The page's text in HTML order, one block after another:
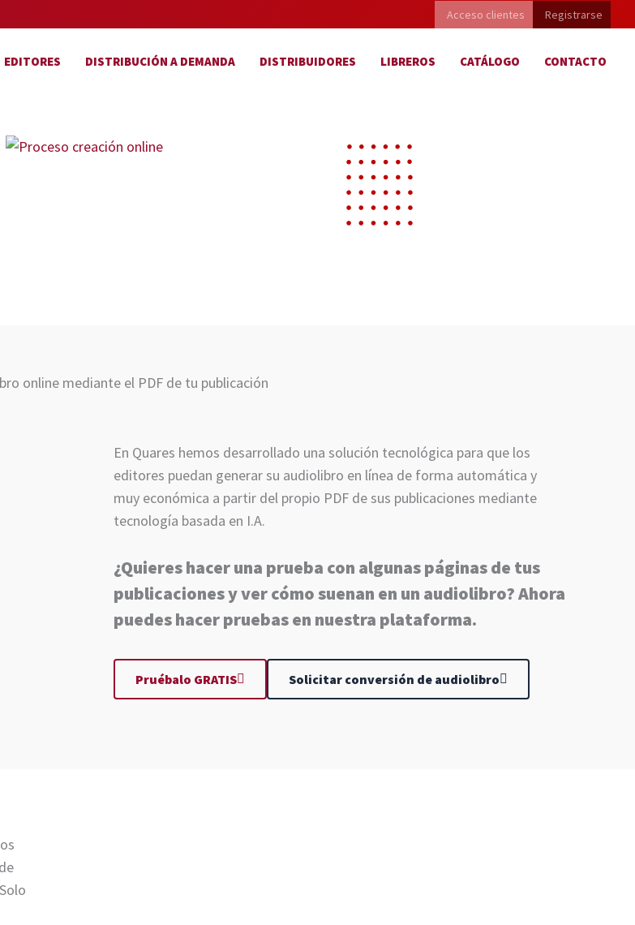
Acceso clientes Registrarse
EDITORES DISTRIBUCIÓN A DEMANDA DISTRIBUIDORES LIBREROS CATÁLOGO CONTACTO
online mediante el PDF de tu publicación
En Quares hemos desarrollado una solución tecnológica para que los
editores puedan generar su audiolibro en línea de forma automática y
muy económica a partir del propio PDF de sus publicaciones mediante
tecnología basada en I.A.
¿Quieres hacer una prueba con algunas páginas de tus
publicaciones y ver cómo suenan en un audiolibro? Ahora
puedes hacer pruebas en nuestra plataforma.
Pruébalo GRATIS Solicitar conversión de audiolibro
de